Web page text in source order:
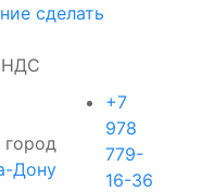
сделать
НДС
город
Дону
+7
978
779-
16-36